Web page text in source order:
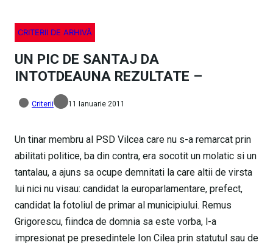
CRITERII DE ARHIVĂ
UN PIC DE SANTAJ DA
INTOTDEAUNA REZULTATE –
Criterii 11 Ianuarie 2011
Un tinar membru al PSD Vilcea care nu s-a remarcat prin
abilitati politice, ba din contra, era socotit un molatic si un
tantalau, a ajuns sa ocupe demnitati la care altii de virsta
lui nici nu visau: candidat la europarlamentare, prefect,
candidat la fotoliul de primar al municipiului. Remus
Grigorescu, fiindca de domnia sa este vorba, l-a
impresionat pe presedintele Ion Cilea prin statutul sau de